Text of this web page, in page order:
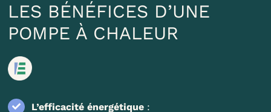
LES BÉNÉFICES D’UNE
POMPE À CHALEUR
L’efficacité énergétique :